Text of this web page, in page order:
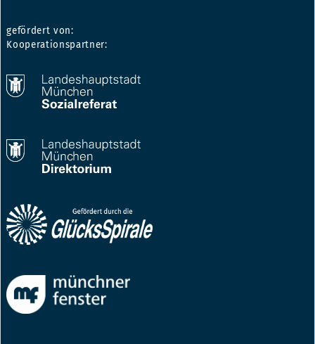
gefördert von:
Kooperationspartner: